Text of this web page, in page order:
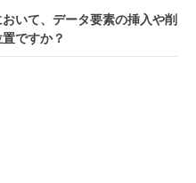
いて、データ要素の挿入や削
ですか？